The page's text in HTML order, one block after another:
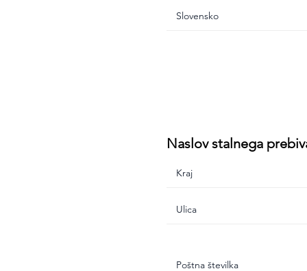
Naslov stalnega